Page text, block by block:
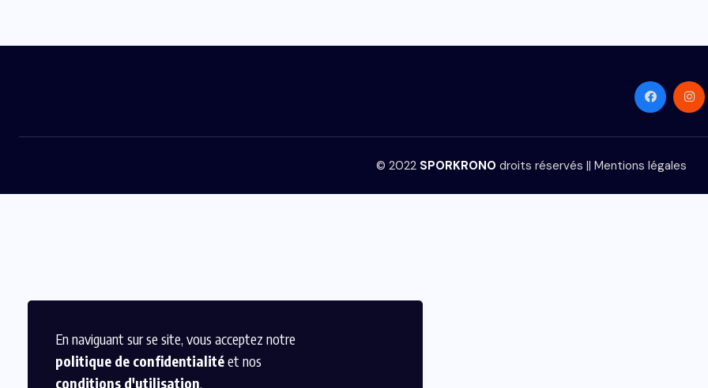
En naviguant sur se site, vous acceptez notre
politique de confidentialitéet nos
conditions d'utilisation.
© 2022 SPORKRONO droits réservés || Mentions légales